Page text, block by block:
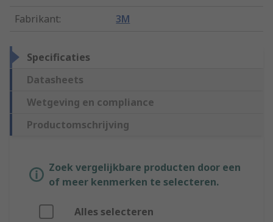
Fabrikant: 3M
Specificaties
Datasheets
Wetgeving en compliance
Productomschrijving
Zoek vergelijkbare producten door een
of meer kenmerken te selecteren.
Alles selecteren